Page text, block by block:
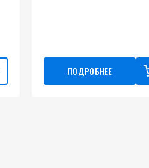
ПОДРОБНЕЕ